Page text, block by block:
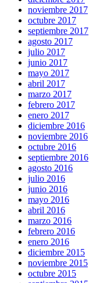
noviembre 2017
octubre 2017
septiembre 2017
agosto 2017
julio 2017
junio 2017
mayo 2017
abril 2017
marzo 2017
febrero 2017
enero 2017
diciembre 2016
noviembre 2016
octubre 2016
septiembre 2016
agosto 2016
julio 2016
junio 2016
mayo 2016
abril 2016
marzo 2016
febrero 2016
enero 2016
diciembre 2015
noviembre 2015
octubre 2015